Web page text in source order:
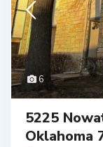
6
5225
Oklahoma